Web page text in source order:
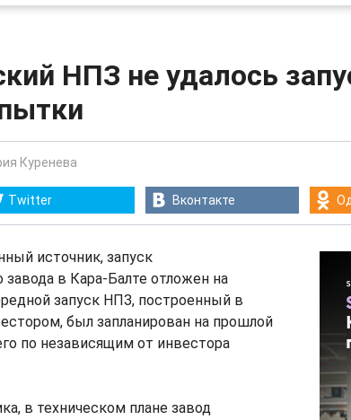
НПЗ не удалось
Куренева
Twitter Вконтакте
источник, запуск
в Кара-Балте отложен на
запуск НПЗ, построенный в
был запланирован на прошлой
по независящим от инвестора
в техническом плане завод